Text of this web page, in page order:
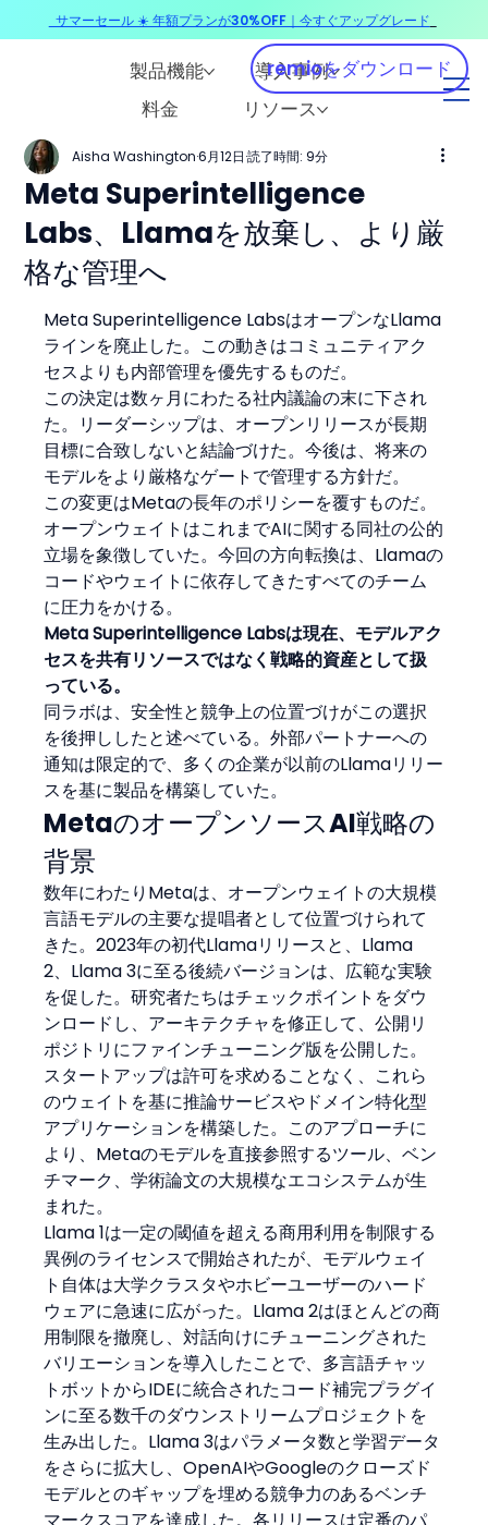
製品機能
導入事例
料金
リソース
remioをダウンロード
Meta Superintelligence
Labs、Llamaを放棄し、より厳
格な管理へ
Aisha Washington 6月12日 読了時間: 9分
Meta Superintelligence LabsはオープンなLlama
ラインを廃止した。この動きはコミュニティアク
セスよりも内部管理を優先するものだ。
この決定は数ヶ月にわたる社内議論の末に下され
た。リーダーシップは、オープンリリースが長期
目標に合致しないと結論づけた。今後は、将来の
モデルをより厳格なゲートで管理する方針だ。
この変更はMetaの長年のポリシーを覆すものだ。
オープンウェイトはこれまでAIに関する同社の公的
立場を象徴していた。今回の方向転換は、Llamaの
コードやウェイトに依存してきたすべてのチーム
に圧力をかける。
Meta Superintelligence Labsは現在、モデルアク
セスを共有リソースではなく戦略的資産として扱
っている。
同ラボは、安全性と競争上の位置づけがこの選択
を後押ししたと述べている。外部パートナーへの
通知は限定的で、多くの企業が以前のLlamaリリー
スを基に製品を構築していた。
MetaのオープンソースAI戦略の
背景
数年にわたりMetaは、オープンウェイトの大規模
言語モデルの主要な提唱者として位置づけられて
きた。2023年の初代Llamaリリースと、Llama
2、Llama 3に至る後続バージョンは、広範な実験
を促した。研究者たちはチェックポイントをダウ
ンロードし、アーキテクチャを修正して、公開リ
ポジトリにファインチューニング版を公開した。
スタートアップは許可を求めることなく、これら
のウェイトを基に推論サービスやドメイン特化型
アプリケーションを構築した。このアプローチに
より、Metaのモデルを直接参照するツール、ベン
チマーク、学術論文の大規模なエコシステムが生
まれた。
Llama 1は一定の閾値を超える商用利用を制限する
異例のライセンスで開始されたが、モデルウェイ
ト自体は大学クラスタやホビーユーザーのハード
ウェアに急速に広がった。Llama 2はほとんどの商
用制限を撤廃し、対話向けにチューニングされた
バリエーションを導入したことで、多言語チャッ
トボットからIDEに統合されたコード補完プラグイ
ンに至る数千のダウンストリームプロジェクトを
生み出した。Llama 3はパラメータ数と学習データ
をさらに拡大し、OpenAIやGoogleのクローズド
モデルとのギャップを埋める競争力のあるベンチ
マークスコアを達成した。各リリースは定番のパ
サマーセール ☀️ 年額プランが30%OFF｜今すぐアップグレード